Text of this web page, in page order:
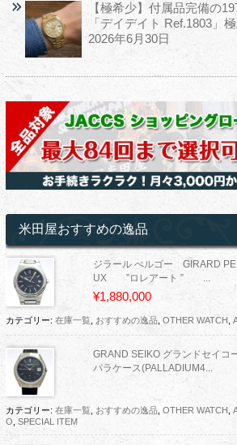
【極希少】付属品完備の
「デイデイト Ref.1803」
2026年6月30日
米田屋おすすめの逸品
ジラール ぺルゴー GIRARD
UX ”ロレアート ” ...
¥1,880,000
カテゴリー: 在庫一覧, おすすめの逸品, OTHER WATCH
GRAND SEIKO グランドセイ
パラケース(PALLADIUM4...
カテゴリー: 在庫一覧, おすすめの逸品, OTHER WATCH
O SPECIAL ITEM